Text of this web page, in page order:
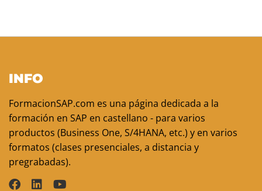
INFO
FormacionSAP.com es una página dedicada a la
formación en SAP en castellano - para varios
productos (Business One, S/4HANA, etc.) y en varios
formatos (clases presenciales, a distancia y
pregrabadas).